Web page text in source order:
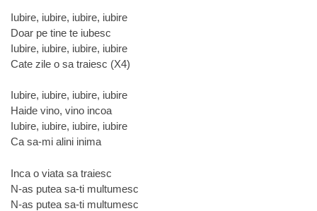
Iubire, iubire, iubire, iubire
Doar pe tine te iubesc
Iubire, iubire, iubire, iubire
Cate zile o sa traiesc (X4)
Iubire, iubire, iubire, iubire
Haide vino, vino incoa
Iubire, iubire, iubire, iubire
Ca sa-mi alini inima
Inca o viata sa traiesc
N-as putea sa-ti multumesc
N-as putea sa-ti multumesc